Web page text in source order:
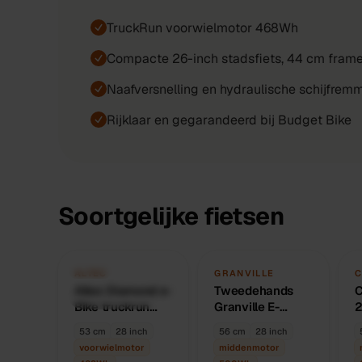
TruckRun voorwielmotor 468Wh
Compacte 26-inch stadsfiets, 44 cm frame
Naafversnelling en hydraulische
Rijklaar en gegarandeerd bij Budget Bike
Soortgelijke fietsen
Vergelijk
Bike truckrun
468wh 53 cm
53 cm
28 inch
voorwielmotor
TWEEDEHANDS
UNIEK
GRANVILLE
Tweedehands
Granville E-
stadsfiets bosch
middenmotor
56 cm
28 inch
middenmotor